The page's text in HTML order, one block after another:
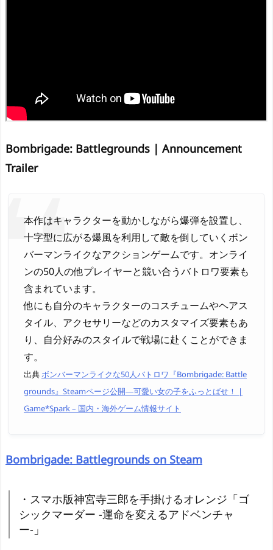
Bombrigade: Battlegrounds | Announcement
Trailer
本作はキャラクターを動かしながら爆弾を設置し、
十字型に広がる爆風を利用して敵を倒していくボン
バーマンライクなアクションゲームです。オンライ
ンの50人の他プレイヤーと競い合うバトロワ要素も
含まれています。
他にも自分のキャラクターのコスチュームやヘアス
タイル、アクセサリーなどのカスタマイズ要素もあ
り、自分好みのスタイルで戦場に赴くことができま
す。
出典ボンバーマンライクな50人バトロワ『Bombrigade: Battle
grounds』Steamページ公開―可愛い女の子をふっとばせ！ |
Game*Spark – 国内・海外ゲーム情報サイト
Bombrigade: Battlegrounds on Steam
・スマホ版神宮寺三郎を手掛けるオレンジ「ゴ
シックマーダー -運命を変えるアドベンチャ
ー-」